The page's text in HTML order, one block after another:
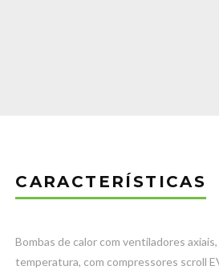
CARACTERÍSTICAS
Bombas de calor com ventiladores
temperatura, com compressores scroll